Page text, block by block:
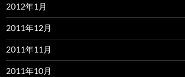
2012年1月
2011年12月
2011年11月
2011年10月